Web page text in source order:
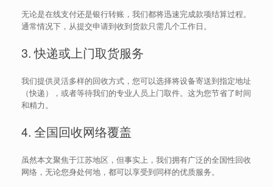
无论是在线支付还是银行转账，我们都将迅速完成款项结算过程。
通常情况下，从提交申请到收到货款只需几个工作日。
3. 快递或上门取货服务
我们提供灵活多样的回收方式，您可以选择将设备寄送到指定地址
（快递），或者等待我们的专业人员上门取件。这为您节省了时间
和精力。
4. 全国回收网络覆盖
虽然本文聚焦于江苏地区，但事实上，我们拥有广泛的全国性回收
网络，无论您身处何地，都可以享受到同样的优质服务。